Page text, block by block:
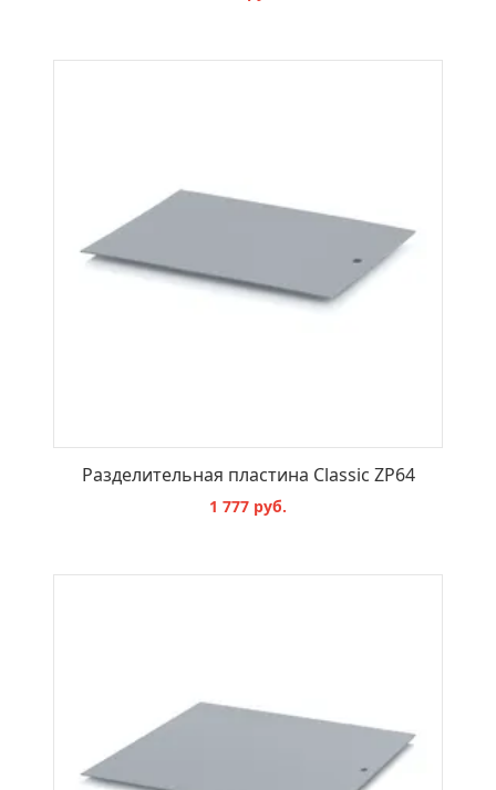
В КОРЗИНУ
Разделительная пластина Classic ZP64
1 777 руб.
В КОРЗИНУ